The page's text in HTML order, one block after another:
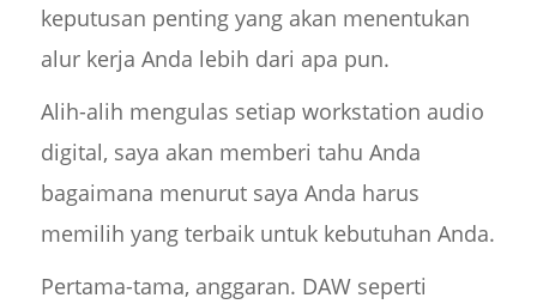
keputusan penting yang akan menentukan
alur kerja Anda lebih dari apa pun.
Alih-alih mengulas setiap workstation audio
digital, saya akan memberi tahu Anda
bagaimana menurut saya Anda harus
memilih yang terbaik untuk kebutuhan Anda.
Pertama-tama, anggaran. DAW seperti